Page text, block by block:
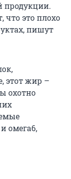
продукции.
что это плохо
пишут
этот жир –
охотно
омега6,